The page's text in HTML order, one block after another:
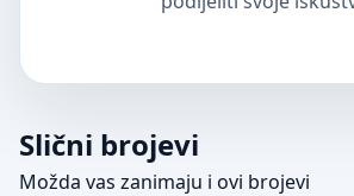
Slični brojevi
Možda vas zanimaju i ovi brojevi